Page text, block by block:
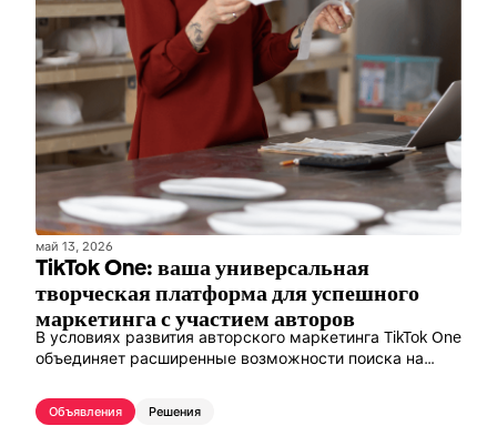
май 13, 2026
TikTok One: ваша универсальная
творческая платформа для успешного
маркетинга с участием авторов
В условиях развития авторского маркетинга TikTok One
объединяет расширенные возможности поиска на
инструменты для работы с контентом на единой
платформе, ориентированной на эффективность.
Объявления Решения